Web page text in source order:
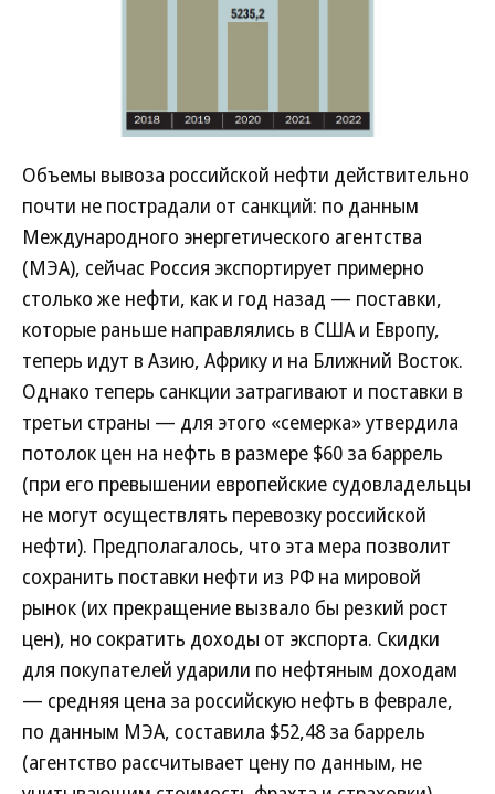
Объемы вывоза российской нефти действительно
почти не пострадали от санкций: по данным
Международного энергетического агентства
(МЭА), сейчас Россия экспортирует примерно
столько же нефти, как и год назад — поставки,
которые раньше направлялись в США и Европу,
теперь идут в Азию, Африку и на Ближний Восток.
Однако теперь санкции затрагивают и поставки в
третьи страны — для этого «семерка» утвердила
потолок цен на нефть в размере $60 за баррель
(при его превышении европейские судовладельцы
не могут осуществлять перевозку российской
нефти). Предполагалось, что эта мера позволит
сохранить поставки нефти из РФ на мировой
рынок (их прекращение вызвало бы резкий рост
цен), но сократить доходы от экспорта. Скидки
для покупателей ударили по нефтяным доходам
— средняя цена за российскую нефть в феврале,
по данным МЭА, составила $52,48 за баррель
(агентство рассчитывает цену по данным, не